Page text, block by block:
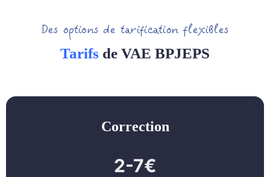
Des options de tarification flexibles
Tarifs de VAE BPJEPS
Correction
2-7€